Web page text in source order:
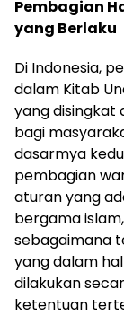
Pembagian
yang Berlaku
Di Indonesia,
dalam Kitab
yang disingkat
bagi
dasarmya
pembagian
aturan yang
bergama
sebagaimana
yang dalam
dilakukan
ketentuan